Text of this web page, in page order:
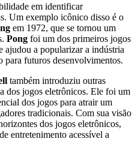
em identificar
Um exemplo icônico disso é o
em 1972, que se tornou um
Pong foi um dos primeiros jogos
ajudou a popularizar a indústria
para futuros desenvolvimentos.
também introduziu outras
dos jogos eletrônicos. Ele foi um
dos jogos para atrair um
tradicionais. Com sua visão
dos jogos eletrônicos,
entretenimento acessível a